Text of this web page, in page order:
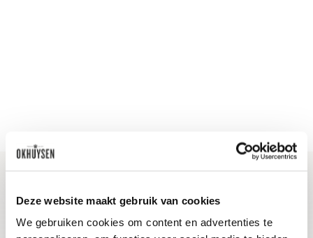
Deze website maakt gebruik van cookies
We gebruiken cookies om content en advertenties te
Blijf op de hoogte
Ontvang het laatste wijnnieuws, proeverijen en